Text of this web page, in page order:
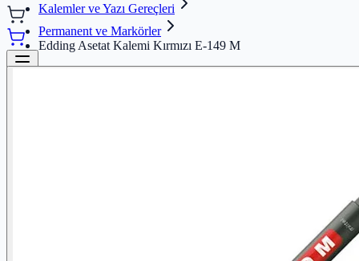
Kalemler ve Yazı Gereçleri
Permanent ve Markörler
Edding Asetat Kalemi Kırmızı E-149 M